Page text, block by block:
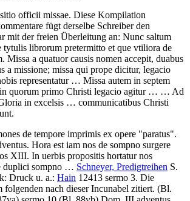
officii missae. Diese Kompilation
fügt derselbe Schreiber den
mit der freien Überleitung an: Nunc saltum
tytulis librorum pretermitto et que vtiliora de
Missa a quatuor causis nomen accepit, duabus
a missione; missa qui prope dicitur, legacio
representatur … Missa autem in septem
quorum primo Christi legacio agitur … … Ad
in excelsis … communicatibus Christi
de tempore imprimis ex opere "paratus".
Hora est iam nos de sompno surgere
XIII. In uerbis propositis hortatur nos
duplici sompno … Schneyer, Predigtreihen S.
Druck u. a.: Hain 12413 sermo 3. Die
folgenden nach dieser Incunabel zitiert. (Bl.